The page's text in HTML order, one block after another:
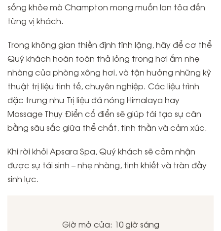
Giờ mở cửa: 10 giờ sáng
sống khỏe mà Champton mong muốn lan tỏa đến
từng vị khách.
Trong không gian thiền định tĩnh lặng, hãy để cơ thể
Quý khách hoàn toàn thả lỏng trong hơi ấm nhẹ
nhàng của phòng xông hơi, và tận hưởng những kỹ
thuật trị liệu tinh tế, chuyên nghiệp. Các liệu trình
đặc trưng như Trị liệu đá nóng Himalaya hay
Massage Thụy Điển cổ điển sẽ giúp tái tạo sự cân
bằng sâu sắc giữa thể chất, tinh thần và cảm xúc.
Khi rời khỏi Apsara Spa, Quý khách sẽ cảm nhận
được sự tái sinh – nhẹ nhàng, tinh khiết và tràn đầy
sinh lực.